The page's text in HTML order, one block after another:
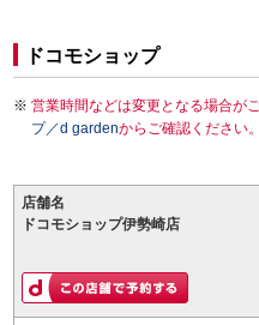
ドコモショップ
営業時間などは変更となる場合が
プ／d gardenからご確認ください。
店舗名
ドコモショップ伊勢崎店